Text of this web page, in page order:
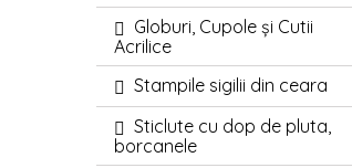
Globuri, Cupole și Cutii
Acrilice
Stampile sigilii din ceara
Sticlute cu dop de pluta,
borcanele